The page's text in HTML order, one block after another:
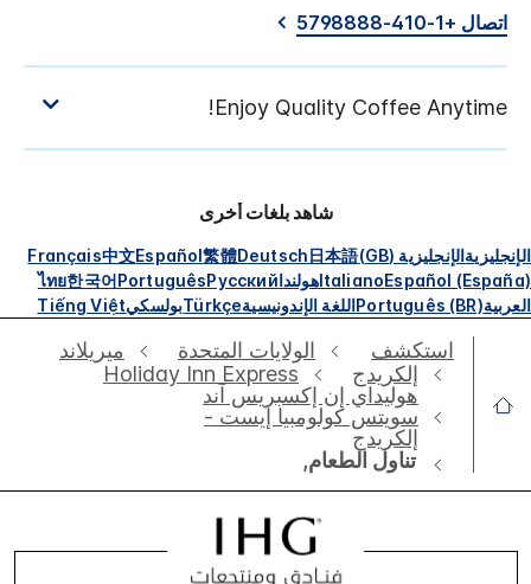
اتصال +1-410-5798888
شاهد بلغات أخرى
الإنجليزيةالإنجليزية (GB) 日本語
Deutsch
繁體
Español
中文
Français
Español (España)
ItalianoهولنداРусский
Português
한국어
ไทย
العربيةPortuguês (BR)اللغة الإندونيسيةTürkçeبولسكيTiếng Việt
استكشف الولايات المتحدة
ميريلاند
إلكريدج
Holiday Inn Express
هوليداي إن إكسبريس آند
سويتس كولومبيا إيست -
إلكريدج
تناول الطعام,